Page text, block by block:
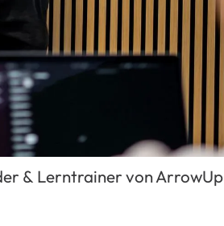
& Lerntrainer von ArrowUp